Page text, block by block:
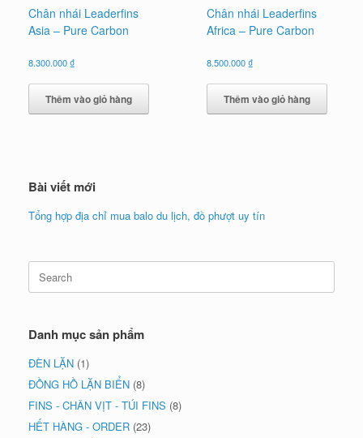
Chân nhái Leaderfins
Asia – Pure Carbon
8.300.000₫
Thêm vào giỏ hàng
Chân nhái Leaderfins
Africa – Pure Carbon
8.500.000₫
Thêm vào giỏ hàng
Bài viết mới
Tổng hợp địa chỉ mua balo du lịch, đồ phượt uy tín
Search
for:
Danh mục sản phẩm
ĐÈN LẶN (1)
ĐỒNG HỒ LẶN BIỂN (8)
FINS - CHÂN VỊT - TÚI FINS (8)
HẾT HÀNG - ORDER (23)